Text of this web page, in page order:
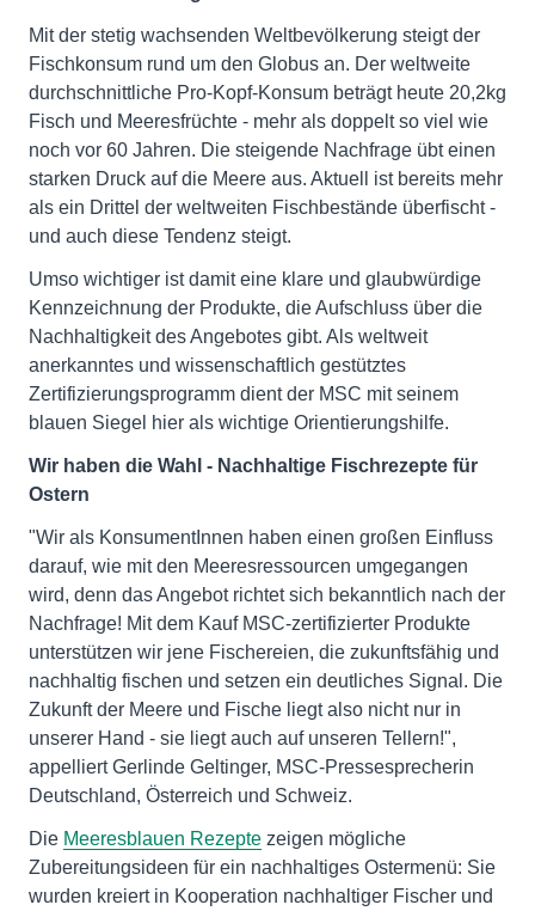
Mit der stetig wachsenden Weltbevölkerung steigt der
Fischkonsum rund um den Globus an. Der weltweite
durchschnittliche Pro-Kopf-Konsum beträgt heute 20,2kg
Fisch und Meeresfrüchte - mehr als doppelt so viel wie
noch vor 60 Jahren. Die steigende Nachfrage übt einen
starken Druck auf die Meere aus. Aktuell ist bereits mehr
als ein Drittel der weltweiten Fischbestände überfischt -
und auch diese Tendenz steigt.
Umso wichtiger ist damit eine klare und glaubwürdige
Kennzeichnung der Produkte, die Aufschluss über die
Nachhaltigkeit des Angebotes gibt. Als weltweit
anerkanntes und wissenschaftlich gestütztes
Zertifizierungsprogramm dient der MSC mit seinem
blauen Siegel hier als wichtige Orientierungshilfe.
Wir haben die Wahl - Nachhaltige Fischrezepte für
Ostern
"Wir als KonsumentInnen haben einen großen Einfluss
darauf, wie mit den Meeresressourcen umgegangen
wird, denn das Angebot richtet sich bekanntlich nach der
Nachfrage! Mit dem Kauf MSC-zertifizierter Produkte
unterstützen wir jene Fischereien, die zukunftsfähig und
nachhaltig fischen und setzen ein deutliches Signal. Die
Zukunft der Meere und Fische liegt also nicht nur in
unserer Hand - sie liegt auch auf unseren Tellern!",
appelliert Gerlinde Geltinger, MSC-Pressesprecherin
Deutschland, Österreich und Schweiz.
Die Meeresblauen Rezepte zeigen mögliche
Zubereitungsideen für ein nachhaltiges Ostermenü: Sie
wurden kreiert in Kooperation nachhaltiger Fischer und